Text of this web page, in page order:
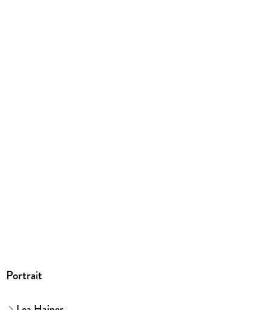
Portrait